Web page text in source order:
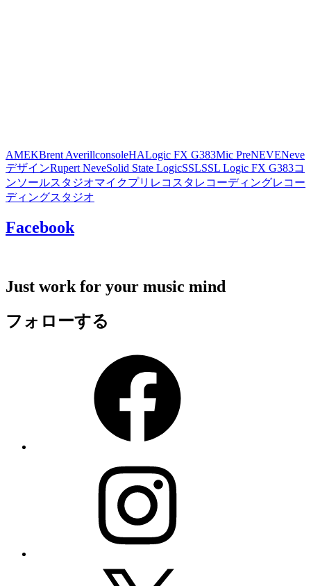
AMEKBrent AverillconsoleHALogic FX G383Mic PreNEVENeve
デザインRupert NeveSolid State LogicSSLSSL Logic FX G383コ
ンソールスタジオマイクプリ レコスタ レコーディングレコー
ディングスタジオ
Facebook
Just work for your music mind
フォローする